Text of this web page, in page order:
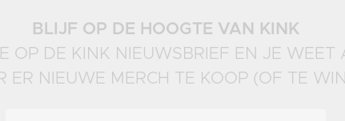
BLIJF OP DE HOOGTE VAN KINK
OP DE KINK NIEUWSBRIEF EN JE WEET
ER NIEUWE MERCH TE KOOP (OF TE